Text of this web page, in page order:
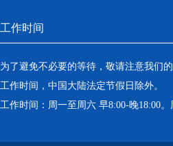
工作时间
为了避免不必要的等待，敬请注意我们
工作时间，中国大陆法定节假日除外。
工作时间：周一至周六 早8:00-晚18:00。